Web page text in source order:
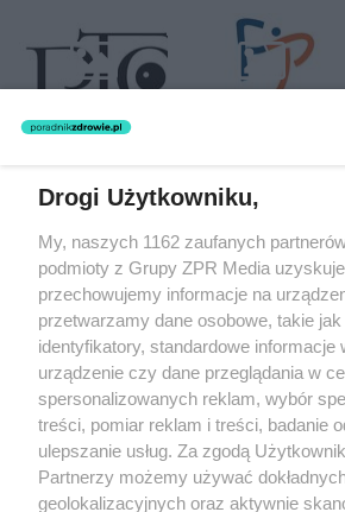
Żaden utwór zamieszczony w serwisie nie
rozpowszechniany lub dalej
(w tym także elektroniczny lub
eksploatacji w jakiejkolwiek formie, włącznie
Internecie bez pisemnej zgody właściciela
lub wykorzystanie utworów w całości lub w
prawa, tzn. bez właściwej zgody, jest
może być ścigane prawnie.
Drogi Użytkowniku,
My, naszych 1162 zaufanych
podmioty z Grupy ZPR Media
przechowujemy informacje na
przetwarzamy dane osobowe, takie
identyfikatory, standardowe informacje
urządzenie czy dane przeglądania w
spersonalizowanych reklam, wybór
treści, pomiar reklam i treści, badanie
ulepszanie usług. Za zgodą
Partnerzy możemy używać
geolokalizacyjnych oraz aktywnie